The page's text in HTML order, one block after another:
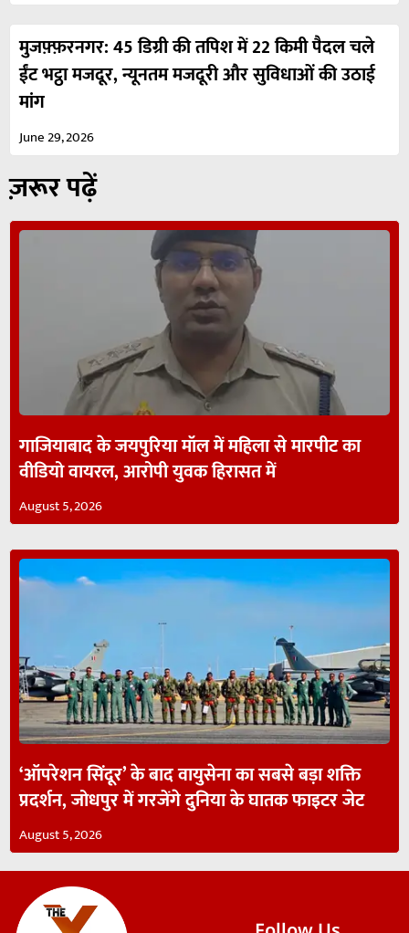
मुजफ़्फ़रनगर: 45 डिग्री की तपिश में 22 किमी पैदल चले
ईंट भट्ठा मजदूर, न्यूनतम मजदूरी और सुविधाओं की उठाई
मांग
June 29, 2026
ज़रूर पढ़ें
गाजियाबाद के जयपुरिया मॉल में महिला से मारपीट का
वीडियो वायरल, आरोपी युवक हिरासत में
August 5, 2026
‘ऑपरेशन सिंदूर’ के बाद वायुसेना का सबसे बड़ा शक्ति
प्रदर्शन, जोधपुर में गरजेंगे दुनिया के घातक फाइटर जेट
August 5, 2026